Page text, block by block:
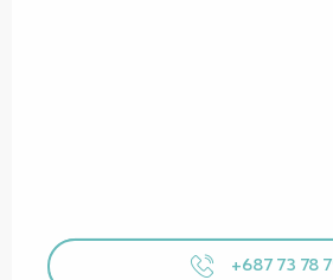
+687 73 78